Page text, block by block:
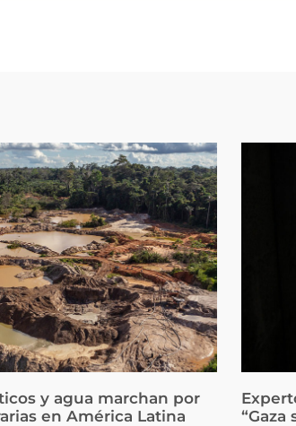
y agua marchan por
en América Latina
“Gaza